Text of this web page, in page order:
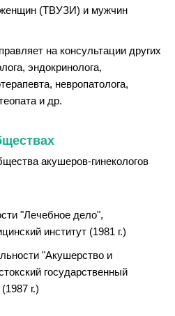
женщин (ТВУЗИ) и мужчин
на консультации других
эндокринолога,
невропатолога,
и др.
акушеров-гинекологов
"Лечебное дело",
институт (1981 г.)
"Акушерство и
государственный
г.)